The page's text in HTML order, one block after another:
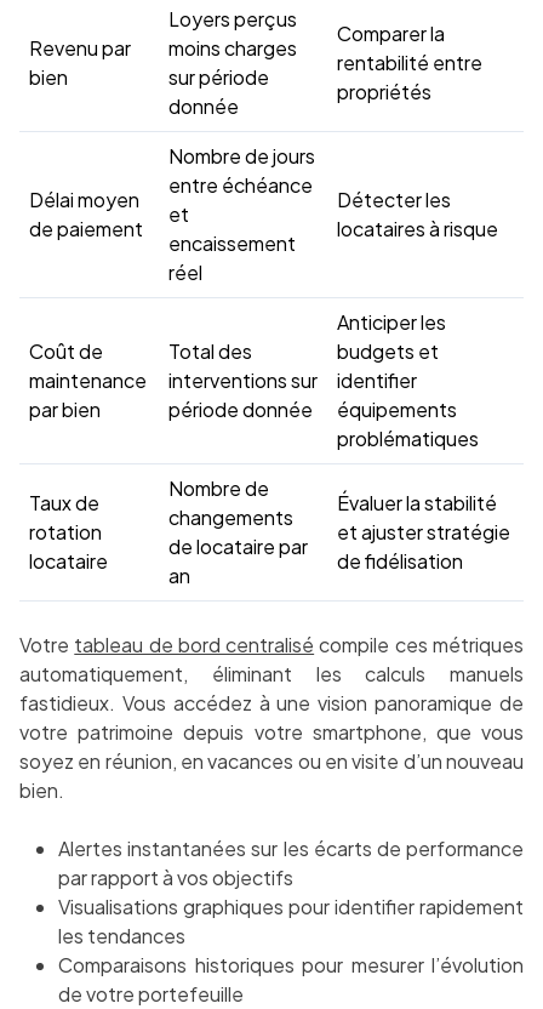
Revenu par
bien
Loyers perçus
moins charges
sur période
donnée
Comparer la
rentabilité entre
propriétés
Délai moyen
de paiement
Nombre de jours
entre échéance
et
encaissement
réel
Détecter les
locataires à risque
Coût de
maintenance
par bien
Total des
interventions sur
période donnée
Anticiper les
budgets et
identifier
équipements
problématiques
Taux de
rotation
locataire
Nombre de
changements
de locataire par
an
Évaluer la stabilité
et ajuster stratégie
de fidélisation
Votre tableau de bord centralisé compile ces métriques
automatiquement, éliminant les calculs manuels
fastidieux. Vous accédez à une vision panoramique de
votre patrimoine depuis votre smartphone, que vous
soyez en réunion, en vacances ou en visite d’un nouveau
bien.
Alertes instantanées sur les écarts de performance
par rapport à vos objectifs
Visualisations graphiques pour identifier rapidement
les tendances
Comparaisons historiques pour mesurer l’évolution
de votre portefeuille